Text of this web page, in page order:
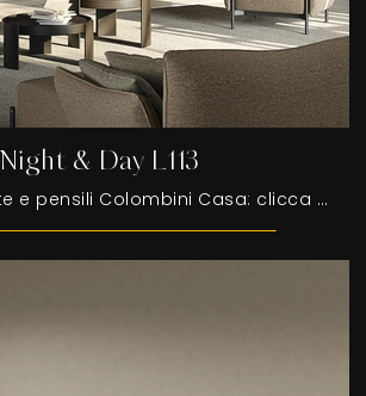
Night & Day L113
Pareti attrezzate e pensili Colombini Casa: clicca e scopri il modello Night & Day L113 e potrai completare stanze moderne di ogni tipo.